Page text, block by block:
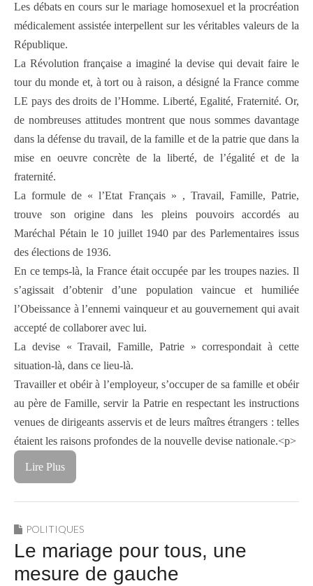
Les débats en cours sur le mariage homosexuel et la procréation
médicalement assistée interpellent sur les véritables valeurs de la
République.
La Révolution française a imaginé la devise qui devait faire le
tour du monde et, à tort ou à raison, a désigné la France comme
LE pays des droits de l’Homme. Liberté, Egalité, Fraternité. Or,
de nombreuses attitudes montrent que nous sommes davantage
dans la défense du travail, de la famille et de la patrie que dans la
mise en oeuvre concrète de la liberté, de l’égalité et de la
fraternité.
La formule de « l’Etat Français » , Travail, Famille, Patrie,
trouve son origine dans les pleins pouvoirs accordés au
Maréchal Pétain le 10 juillet 1940 par des Parlementaires issus
des élections de 1936.
En ce temps-là, la France était occupée par les troupes nazies. Il
s’agissait d’obtenir d’une population vaincue et humiliée
l’Obeissance à l’ennemi vainqueur et au gouvernement qui avait
accepté de collaborer avec lui.
La devise « Travail, Famille, Patrie » correspondait à cette
situation-là, dans ce lieu-là.
Travailler et obéir à l’employeur, s’occuper de sa famille et obéir
au père de Famille, servir la Patrie en respectant les instructions
venues de dirigeants asservis et de leurs maîtres étrangers : telles
étaient les raisons profondes de la nouvelle devise nationale.<p>
Lire Plus
POLITIQUES
Le mariage pour tous, une
mesure de gauche